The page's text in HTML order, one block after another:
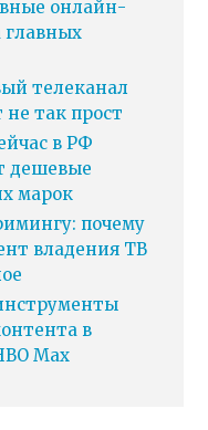
онлайн-
главных
телеканал
так прост
в РФ
дешевые
марок
почему
владения ТВ
в
Max